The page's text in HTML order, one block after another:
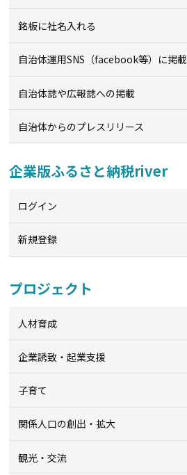
銘板に社名入れる
自治体運用SNS（facebook等）に掲載
自治体誌や広報誌への掲載
自治体からのプレスリリース
企業版ふるさと納税river
ログイン
新規登録
プロジェクト
人材育成
企業誘致・起業支援
子育て
関係人口の創出・拡大
観光・交流